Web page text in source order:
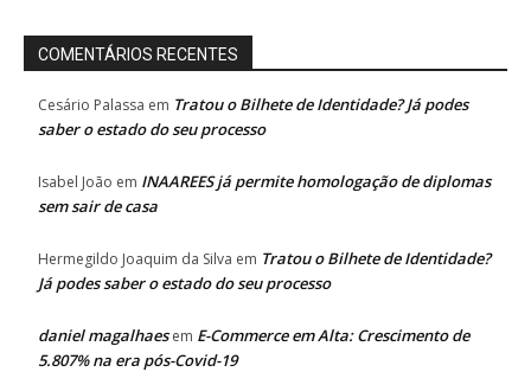
COMENTÁRIOS RECENTES
Cesário Palassa em Tratou o Bilhete de Identidade? Já podes
saber o estado do seu processo
Isabel João em INAAREES já permite homologação de diplomas
sem sair de casa
Hermegildo Joaquim da Silva em Tratou o Bilhete de Identidade?
Já podes saber o estado do seu processo
daniel magalhaesem E-Commerce em Alta: Crescimento de
5.807% na era pós-Covid-19